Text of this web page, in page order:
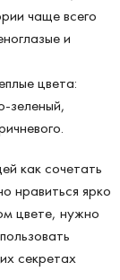
чаще всего
и
цвета:
зеленый,
как сочетать
нравиться ярко
цвете, нужно
секретах